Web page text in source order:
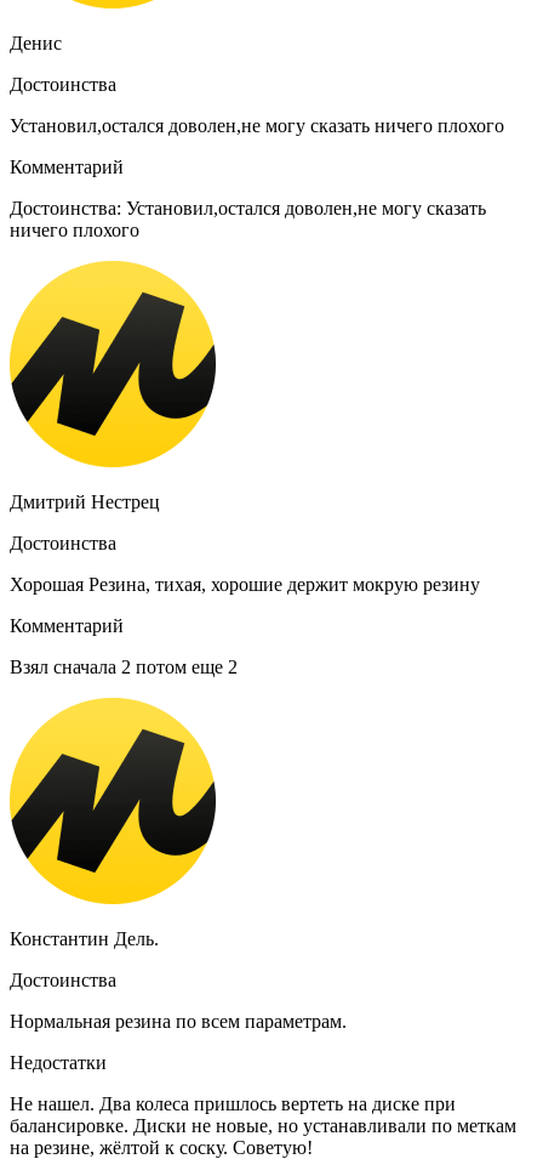
Денис
Достоинства
Установил,остался доволен,не могу сказать ничего плохого
Комментарий
Достоинства: Установил,остался доволен,не могу сказать
ничего плохого
Дмитрий Нестрец
Достоинства
Хорошая Резина, тихая, хорошие держит мокрую резину
Комментарий
Взял сначала 2 потом еще 2
Константин Дель.
Достоинства
Нормальная резина по всем параметрам.
Недостатки
Не нашел. Два колеса пришлось вертеть на диске при
балансировке. Диски не новые, но устанавливали по меткам
на резине, жёлтой к соску. Советую!